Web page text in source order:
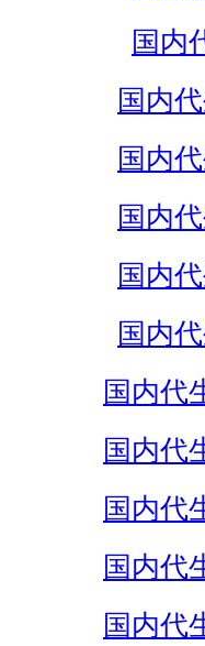
国内
国内
国内
国内
国内
国内
国内代
国内代
国内代
国内代
国内代